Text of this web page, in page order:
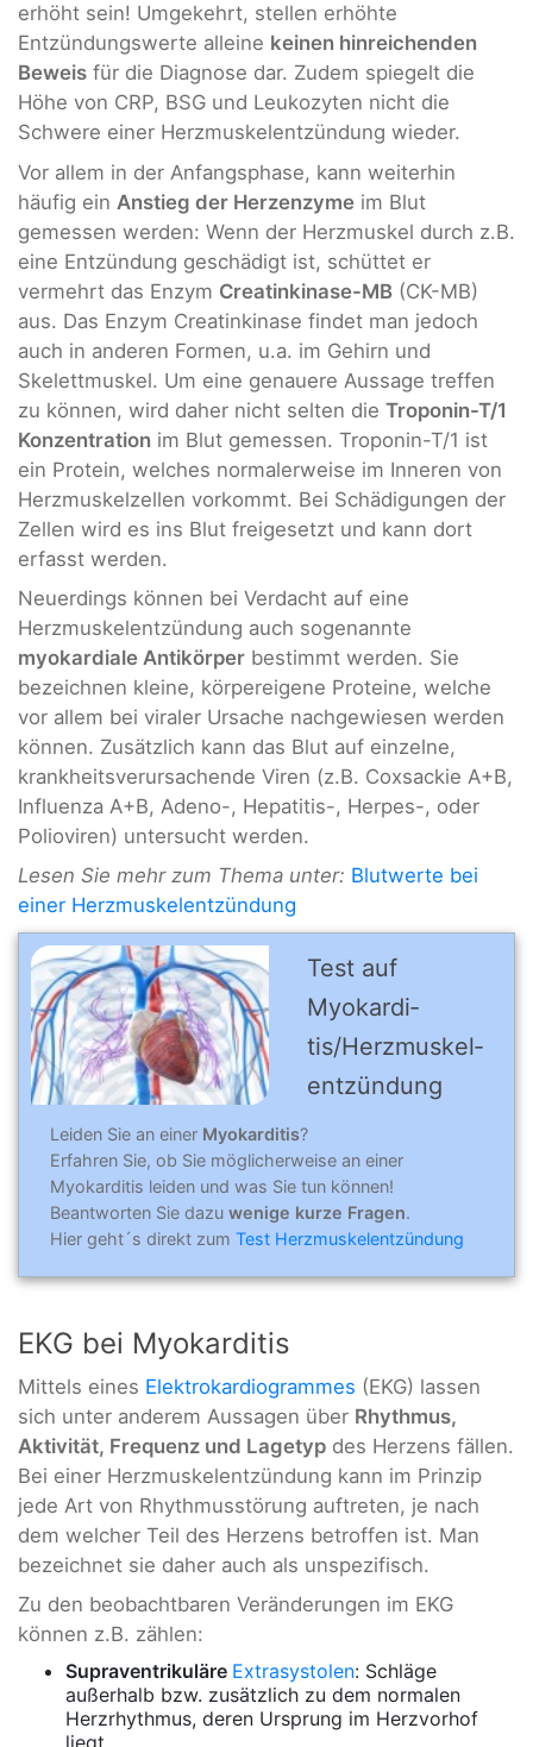
erhöht sein! Umgekehrt, stellen erhöhte
Entzündungswerte alleine keinen hinreichenden
Beweis für die Diagnose dar. Zudem spiegelt die
Höhe von CRP, BSG und Leukozyten nicht die
Schwere einer Herzmuskelentzündung wieder.
Vor allem in der Anfangsphase, kann weiterhin
häufig ein Anstieg der Herzenzyme im Blut
gemessen werden: Wenn der Herzmuskel durch z.B.
eine Entzündung geschädigt ist, schüttet er
vermehrt das Enzym Creatinkinase-MB (CK-MB)
aus. Das Enzym Creatinkinase findet man jedoch
auch in anderen Formen, u.a. im Gehirn und
Skelettmuskel. Um eine genauere Aussage treffen
zu können, wird daher nicht selten die Troponin-T/1
Konzentration im Blut gemessen. Troponin-T/1 ist
ein Protein, welches normalerweise im Inneren von
Herzmuskelzellen vorkommt. Bei Schädigungen der
Zellen wird es ins Blut freigesetzt und kann dort
erfasst werden.
Neuerdings können bei Verdacht auf eine
Herzmuskelentzündung auch sogenannte
myokardiale Antikörper bestimmt werden. Sie
bezeichnen kleine, körpereigene Proteine, welche
vor allem bei viraler Ursache nachgewiesen werden
können. Zusätzlich kann das Blut auf einzelne,
krankheitsverursachende Viren (z.B. Coxsackie A+B,
Influenza A+B, Adeno-, Hepatitis-, Herpes-, oder
Polioviren) untersucht werden.
Lesen Sie mehr zum Thema unter: Blutwerte bei
einer Herzmuskelentzündung
Test auf
Myokardi­
tis/Herz­muskel­
entzün­dung
Leiden Sie an einer Myokarditis?
Erfahren Sie, ob Sie möglicherweise an einer
Myokarditis leiden und was Sie tun können!
Beantworten Sie dazu wenige kurze Fragen.
Hier geht´s direkt zum Test Herzmuskelentzündung
EKG bei Myokarditis
Mittels eines Elektrokardiogrammes (EKG) lassen
sich unter anderem Aussagen über Rhythmus,
Aktivität, Frequenz und Lagetyp des Herzens fällen.
Bei einer Herzmuskelentzündung kann im Prinzip
jede Art von Rhythmusstörung auftreten, je nach
dem welcher Teil des Herzens betroffen ist. Man
bezeichnet sie daher auch als unspezifisch.
Zu den beobachtbaren Veränderungen im EKG
können z.B. zählen:
Supraventrikuläre Extrasystolen: Schläge
außerhalb bzw. zusätzlich zu dem normalen
Herzrhythmus, deren Ursprung im Herzvorhof